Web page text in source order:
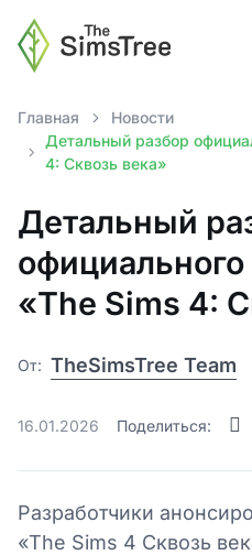
Главная
Новости
Детальный разбор
4: Сквозь века»
Детальный
«The Sims 4:
От: TheSimsTree Team
16.01.2026 Поделиться:
Разработчики
«The Sims 4 Сквозь